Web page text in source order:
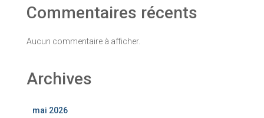
Commentaires récents
Aucun commentaire à afficher.
Archives
mai 2026